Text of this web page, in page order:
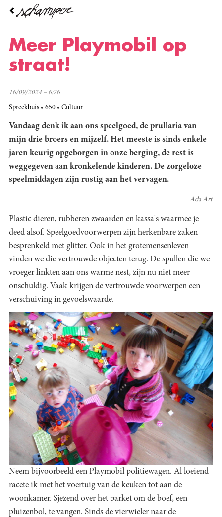
Overslaan
inhoud
Meer Playmobil op
straat!
16/09/2024 – 6:26
Spreekbuis 650 Cultuur
Vandaag denk ik aan ons speelgoed, de prullaria van
mijn drie broers en mijzelf. Het meeste is sinds enkele
jaren keurig opgeborgen in onze berging, de rest is
weggegeven aan kronkelende kinderen. De zorgeloze
speelmiddagen zijn rustig aan het vervagen.
Ada Art
Plastic dieren, rubberen zwaarden en kassa's waarmee je
deed alsof. Speelgoedvoorwerpen zijn herkenbare zaken
besprenkeld met glitter. Ook in het grotemensenleven
vinden we die vertrouwde objecten terug. De spullen die we
vroeger linkten aan ons warme nest, zijn nu niet meer
onschuldig. Vaak krijgen de vertrouwde voorwerpen een
verschuiving in gevoelswaarde.
Neem bijvoorbeeld een Playmobil politiewagen. Al loeiend
racete ik met het voertuig van de keuken tot aan de
woonkamer. Sjezend over het parket om de boef, een
pluizenbol, te vangen. Sinds de vierwieler naar de